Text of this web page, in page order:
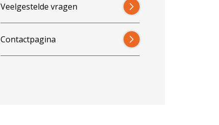
Veelgestelde vragen
Contactpagina